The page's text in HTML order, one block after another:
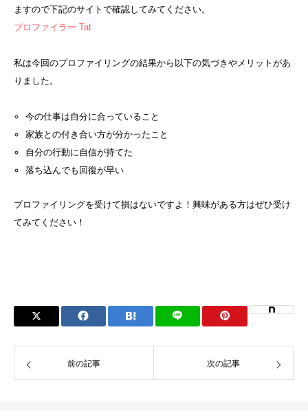
ますので下記のサイトで確認してみてください。
プロファイラー Tat
私は今回のプロファイリングの結果から以下の気づきやメリットがあ
りました。
今の仕事は自分に合っていること
家族との付き合い方が分かったこと
自分の行動に自信が持てた
落ち込んでも回復が早い
プロファイリングを受けて損はないですよ！興味がある方はぜひ受け
てみてください！
前の記事 次の記事